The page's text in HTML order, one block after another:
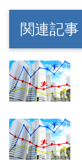
関連記事